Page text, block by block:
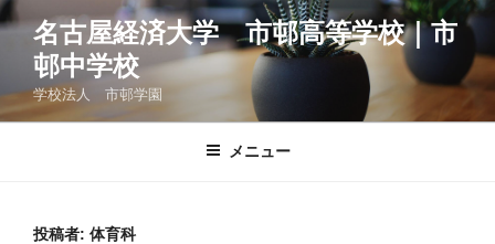
コ
ン
ツ
名古屋経済大学 市邨高等学校｜市
邨中学校
学校法人 市邨学園
メニュー
投稿者: 体育科